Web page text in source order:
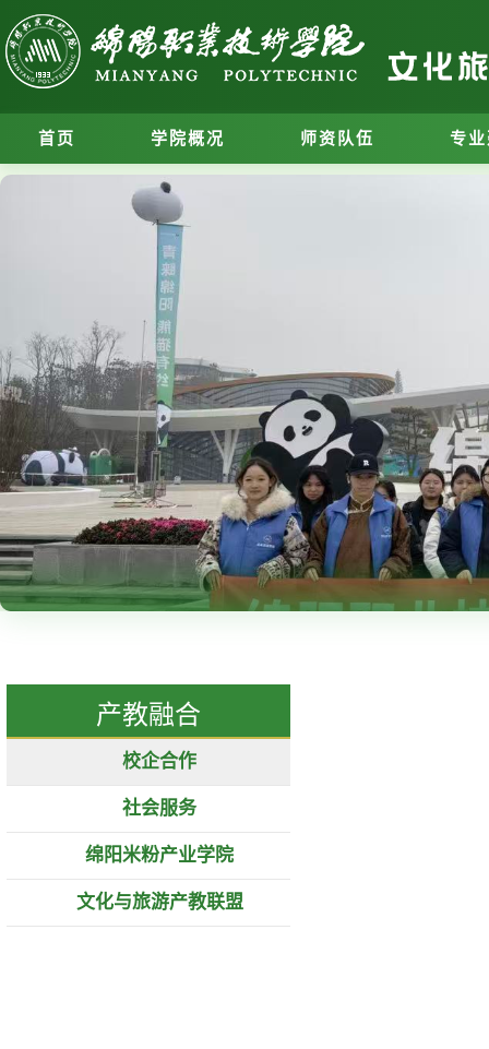
首页 学院概况 师资队伍 专
产教融合
校企合作
社会服务
绵阳米粉产业学院
文化与旅游产教联盟